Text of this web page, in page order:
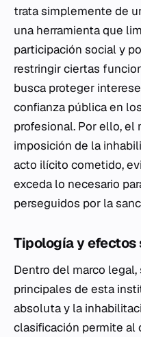
trata simplemente de
una herramienta que
participación social y
restringir ciertas
busca proteger
confianza pública en
profesional. Por ello, el
imposición de la
acto ilícito cometido,
exceda lo necesario
perseguidos por la
Tipología y efectos
Dentro del marco
principales de esta
absoluta y la
clasificación permite al